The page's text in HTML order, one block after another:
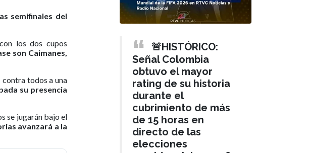
semifinales del
los dos cupos
son Caimanes,
todos a una
su presencia
se jugarán bajo el
avanzará a la
🚨HISTÓRICO:
Señal Colombia
obtuvo el mayor
rating de su historia
durante el
cubrimiento de más
de 15 horas en
directo de las
elecciones